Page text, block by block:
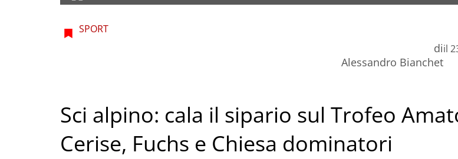
SPORT
di
Alessandro Bianchet
il
Sci alpino: cala il sipario sul Trofeo
Cerise, Fuchs e Chiesa dominatori